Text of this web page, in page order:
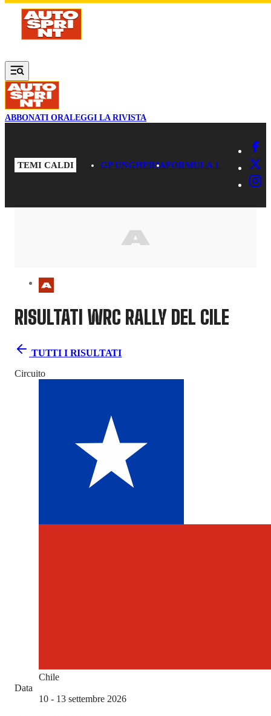
Vai al contenuto principale
ABBONATI ORALEGGI LA RIVISTA
TEMI CALDI GP UNGHERIAFORMULA 1
RISULTATI WRC RALLY DEL CILE
TUTTI I RISULTATI
Circuito
Chile
Data
10 - 13 settembre 2026